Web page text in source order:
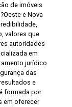
de imóveis
e Nova
valores que
autoridades
em
jurídico
das
e
formada por
em oferecer